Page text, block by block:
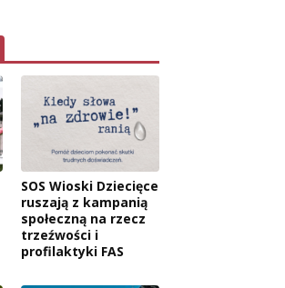
SOS Wioski Dziecięce
ruszają z kampanią
społeczną na rzecz
trzeźwości i
profilaktyki FAS